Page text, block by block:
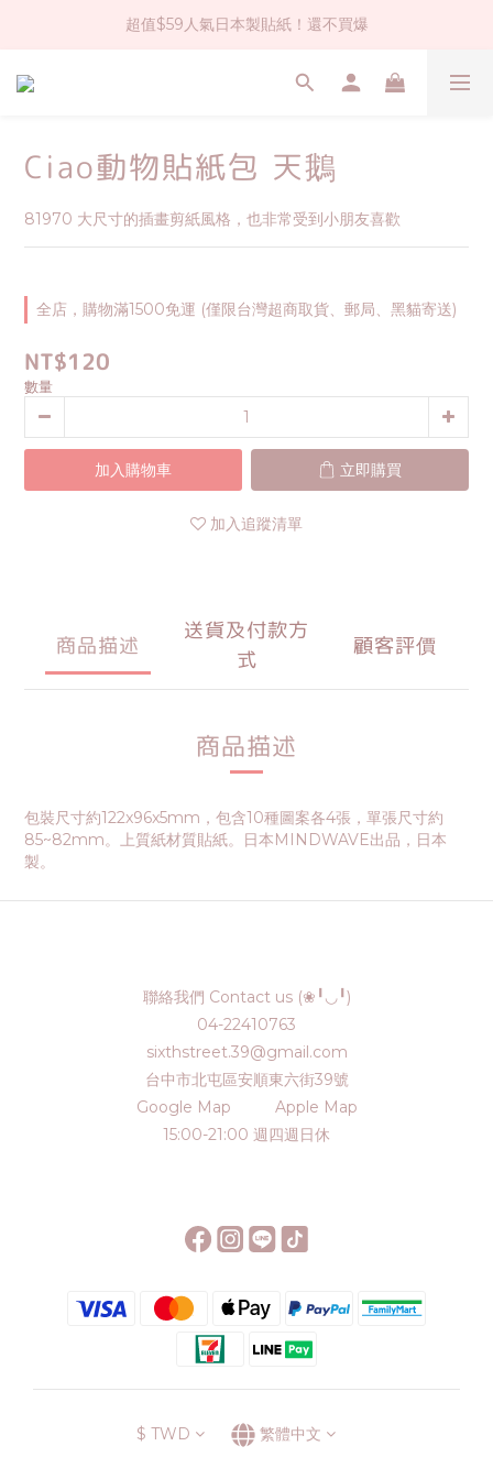
社群大人氣！各種有趣的打洞器
超值$59人氣日本製貼紙！還不買爆
全店$1500免運(台灣地區)
Ciao動物貼紙包 天鵝
81970 大尺寸的插畫剪紙風格，也非常受到小朋友喜歡
全店，購物滿1500免運 (僅限台灣超商取貨、郵局、黑貓寄送)
NT$120
數量
加入購物車 立即購買
加入追蹤清單
商品描述
送貨及付款方
式
顧客評價
商品描述
包裝尺寸約122x96x5mm，包含10種圖案各4張，單張尺寸約
85~82mm。上質紙材質貼紙。日本MINDWAVE出品，日本
製。
聯絡我們 Contact us (❀╹◡╹)
04-22410763
sixthstreet.39@gmail.com
台中市北屯區安順東六街39號
Google Map
Apple Map
15:00-21:00 週四週日休
$ TWD 繁體中文